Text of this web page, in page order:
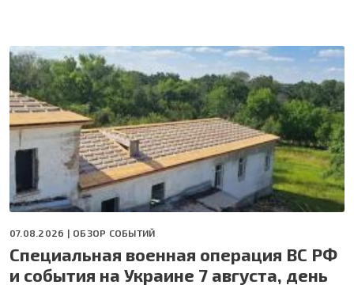
07.08.2026 | ОБЗОР СОБЫТИЙ
Специальная военная операция ВС РФ
и события на Украине 7 августа, день